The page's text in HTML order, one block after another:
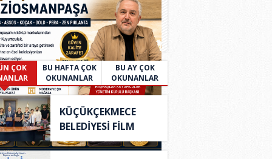
ÇOK
BU HAFTA ÇOK
OKUNANLAR
BU AY ÇOK
OKUNANLAR
KÜÇÜKÇEKMECE
BELEDİYESİ FİLM
OFİSİ'..